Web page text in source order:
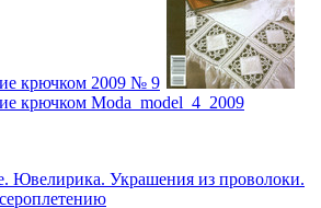
крючком 2009 № 9
крючком Moda_model_4_2009
Ювелирика. Украшения из проволоки.